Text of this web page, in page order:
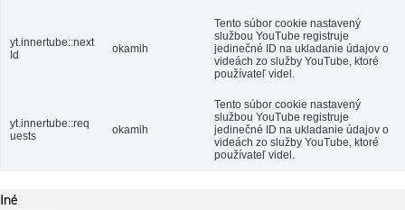
yt.innertube::next
Id
okamih
Tento súbor cookie nastavený
službou YouTube registruje
jedinečné ID na ukladanie údajov o
videách zo služby YouTube, ktoré
používateľ videl.
yt.innertube::req
uests
okamih
Tento súbor cookie nastavený
službou YouTube registruje
jedinečné ID na ukladanie údajov o
videách zo služby YouTube, ktoré
používateľ videl.
Iné